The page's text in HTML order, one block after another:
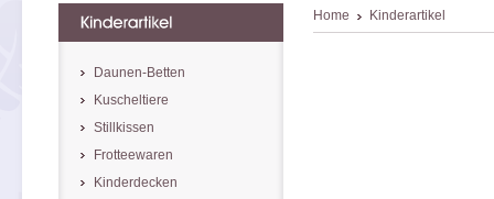
Home Kinderartikel
Daunen-Betten
Kuscheltiere
Stillkissen
Frotteewaren
Kinderdecken